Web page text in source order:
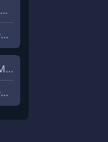
Anny Bader
25.01.2024
Annika Menzel
10.08.2023